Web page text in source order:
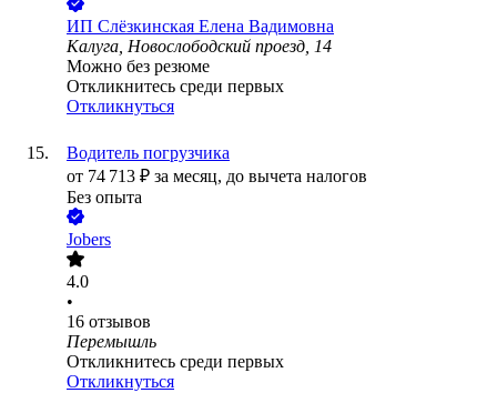
ИП Слёзкинская Елена Вадимовна
Калуга, Новослободский проезд, 14
Можно без резюме
Откликнитесь среди первых
Откликнуться
Водитель погрузчика
от 74 713 ₽ за месяц, до вычета налогов
Без опыта
Jobers
4.0
•
16 отзывов
Перемышль
Откликнитесь среди первых
Откликнуться